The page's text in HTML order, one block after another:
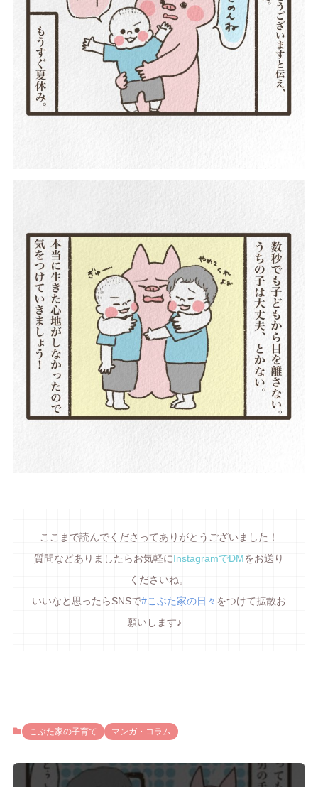
ここまで読んでくださってありがとうございました！
質問などありましたらお気軽に InstagramでDM をお送り
くださいね。
いいなと思ったらSNSで#こぶた家の日々 をつけて拡散お
願いします♪
こぶた家の子育て マンガ・コラム